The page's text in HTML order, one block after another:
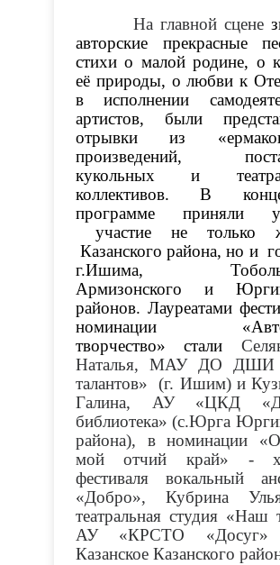
На главной сцене
авторские прекрасные
стихи о малой родине, о
её природы, о любви к
в исполнении
артистов, были
отрывки из
произведений,
кукольных и
коллективов. В
программе приняли
участие не только
Казанского района, но и
г.Ишима,
Армизонского и
районов. Лауреатами
номинации
творчество» стали
Наталья, МАУ ДО ДШИ
талантов» (г. Ишим) и
Галина, АУ «ЦКД
библиотека» (с.Юрга
района), в номинации
мой отчий край» -
фестиваля вокальный
«Добро», Кубрина
театральная студия «Наш
АУ «КРСТО
Казанское Казанского